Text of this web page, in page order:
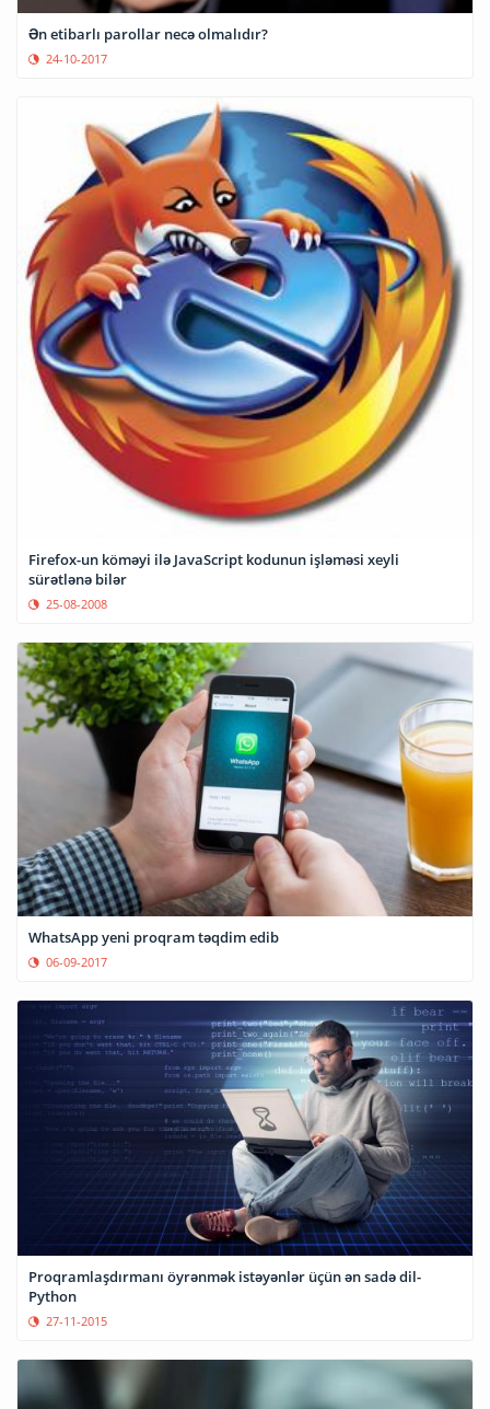
Ən etibarlı parollar necə olmalıdır?
24-10-2017
Firefox-un köməyi ilə JavaScript kodunun işləməsi xeyli
sürətlənə bilər
25-08-2008
WhatsApp yeni proqram təqdim edib
06-09-2017
Proqramlaşdırmanı öyrənmək istəyənlər üçün ən sadə dil-
Python
27-11-2015